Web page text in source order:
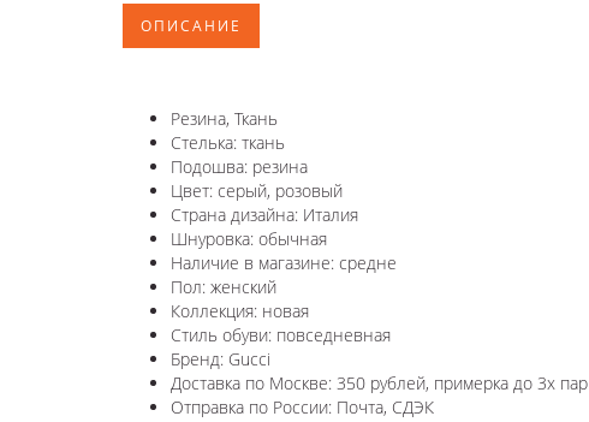
ОПИСАНИЕ
Резина, Ткань
Стелька: ткань
Подошва: резина
Цвет: cерый, розовый
Страна дизайна: Италия
Шнуровка: обычная
Наличие в магазине: средне
Пол: женский
Коллекция: новая
Стиль обуви: повседневная
Бренд: Gucci
Доставка по Москве: 350 рублей, примерка до 3х пар
Отправка по России: Почта, СДЭК